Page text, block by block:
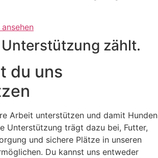
zählt.
du uns
Arbeit unterstützen und damit Hunden
Unterstützung trägt dazu bei, Futter,
und sichere Plätze in unseren
Du kannst uns entweder